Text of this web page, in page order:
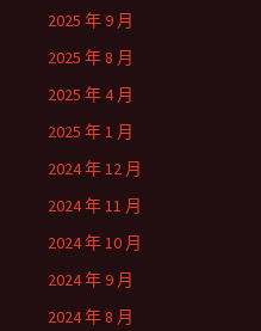
2025 年 9 月
2025 年 8 月
2025 年 4 月
2025 年 1 月
2024 年 12 月
2024 年 11 月
2024 年 10 月
2024 年 9 月
2024 年 8 月